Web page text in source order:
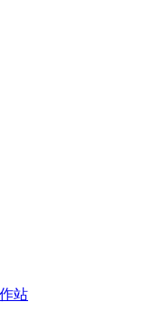
站